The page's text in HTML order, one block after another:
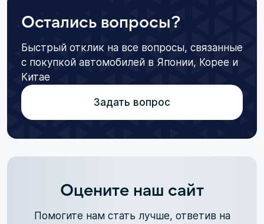
Остались вопросы?
Быстрый отклик на все вопросы, связанные
с покупкой автомобилей в Японии, Корее и
Китае
Задать вопрос
Оцените наш сайт
Помогите нам стать лучше, ответив на